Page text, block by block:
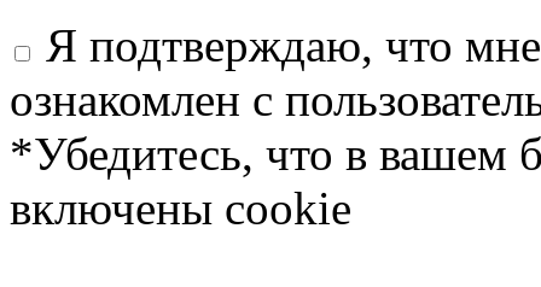
Я подтверждаю, что
ознакомлен с
*Убедитесь, что в вашем
включены cookie